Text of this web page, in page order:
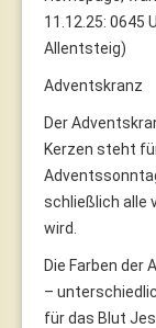
11.12.25: 0645
Allentsteig)
Adventskranz
Der
Kerzen steht
schließlich alle
wird.
Die Farben der
–
für das Blut